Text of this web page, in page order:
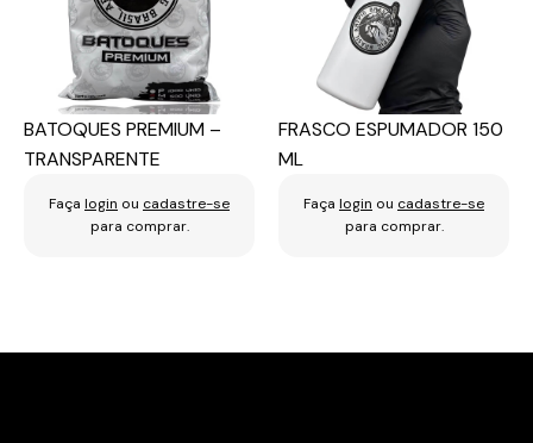
BATOQUES PREMIUM –
TRANSPARENTE
Faça login ou cadastre-se
para comprar.
FRASCO ESPUMADOR 150
ML
Faça login ou cadastre-se
para comprar.